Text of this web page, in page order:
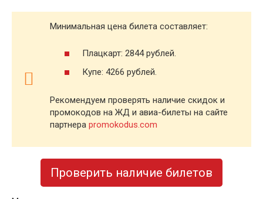
Минимальная цена билета составляет:
Плацкарт: 2844 рублей.
Купе: 4266 рублей.
Рекомендуем проверять наличие скидок и
промокодов на ЖД и авиа-билеты на сайте
партнера promokodus.com
Проверить наличие билетов